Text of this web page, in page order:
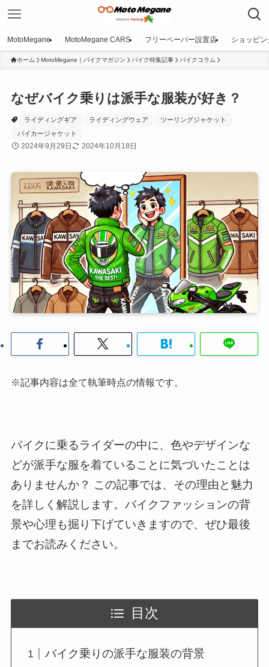
MotoMegane MotoMegane CARS フリーペーパー設置店 ショッピン
ホーム MotoMegane｜バイクマガジン バイク特集記事 バイクコラム
なぜバイク乗りは派手な服装が好き？
ライディングギア ライディングウェア
ツーリングジャケット
バイカージャケット
2024年9月29日 2024年10月18日
※記事内容は全て執筆時点の情報です。
バイクに乗るライダーの中に、色やデザインな
どが派手な服を着ていることに気づいたことは
ありませんか？ この記事では、その理由と魅力
を詳しく解説します。バイクファッションの背
景や心理も掘り下げていきますので、ぜひ最後
までお読みください。
目次
バイク乗りの派手な服装の背景